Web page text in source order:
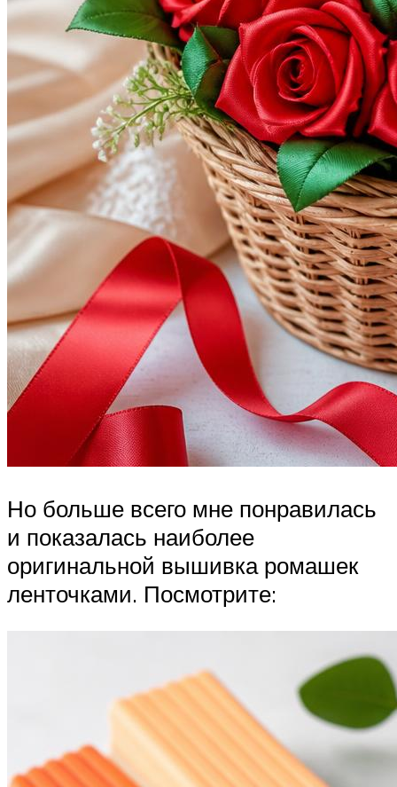
Но больше всего мне понравилась
и показалась наиболее
оригинальной вышивка ромашек
ленточками. Посмотрите: